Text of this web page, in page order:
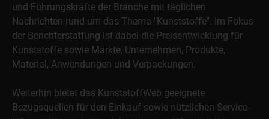
und Führungskräfte der Branche mit täglichen
Nachrichten rund um das Thema "Kunststoffe". Im Fokus
der Berichterstattung ist dabei die Preisentwicklung für
Kunststoffe sowie Märkte, Unternehmen, Produkte,
Material, Anwendungen und Verpackungen.
Weiterhin bietet das KunststoffWeb geeignete
Bezugsquellen für den Einkauf sowie nützlichen Service-